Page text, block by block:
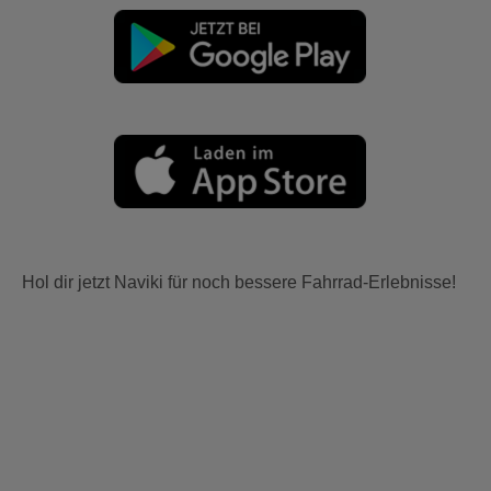
Hol dir jetzt Naviki für noch bessere Fahrrad-Erlebnisse!